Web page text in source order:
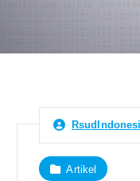
Artikel